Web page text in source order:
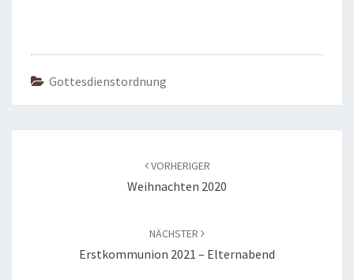
Gottesdienstordnung
VORHERIGER
Weihnachten 2020
NÄCHSTER
Erstkommunion 2021 – Elternabend